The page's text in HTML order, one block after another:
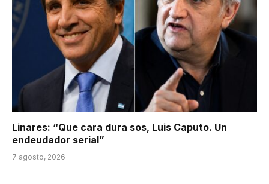
Linares: “Que cara dura sos, Luis Caputo. Un
endeudador serial”
7 agosto, 2026